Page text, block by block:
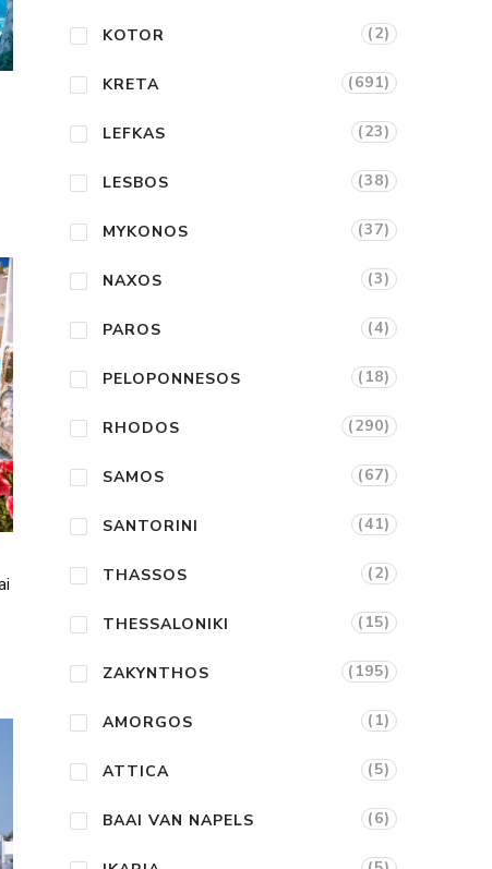
KOTOR (2)
KRETA (691)
LEFKAS (23)
LESBOS (38)
MYKONOS (37)
NAXOS (3)
PAROS (4)
PELOPONNESOS (18)
RHODOS (290)
SAMOS (67)
SANTORINI (41)
THASSOS (2)
THESSALONIKI (15)
ZAKYNTHOS (195)
AMORGOS (1)
ATTICA (5)
BAAI VAN NAPELS (6)